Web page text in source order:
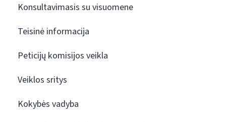
Konsultavimasis su visuomene
Teisinė informacija
Peticijų komisijos veikla
Veiklos sritys
Kokybės vadyba